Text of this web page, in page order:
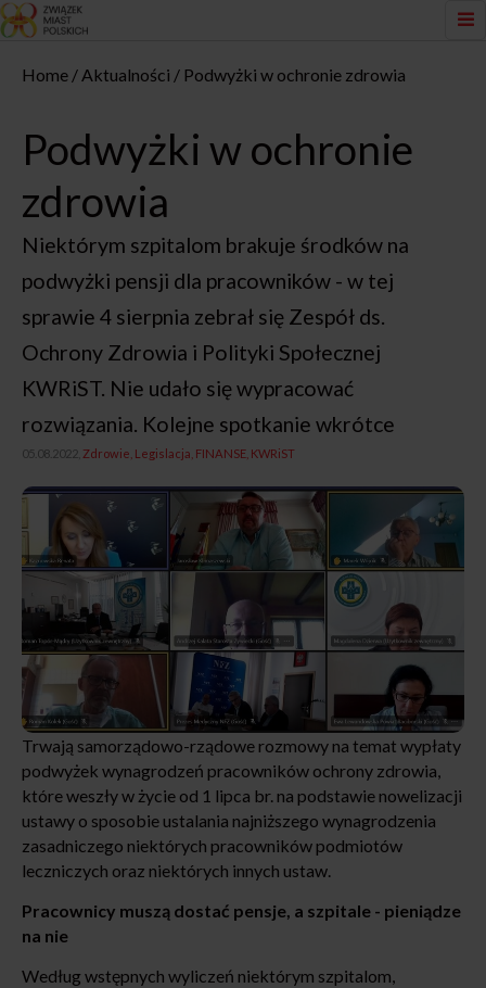
Home Aktualności Podwyżki w ochronie zdrowia
Podwyżki w ochronie
zdrowia
Niektórym szpitalom brakuje środków na
podwyżki pensji dla pracowników - w tej
sprawie 4 sierpnia zebrał się Zespół ds.
Ochrony Zdrowia i Polityki Społecznej
KWRiST. Nie udało się wypracować
rozwiązania. Kolejne spotkanie wkrótce
05.08.2022, Zdrowie Legislacja FINANSE KWRiST
Trwają samorządowo-rządowe rozmowy na temat wypłaty
podwyżek wynagrodzeń pracowników ochrony zdrowia,
które weszły w życie od 1 lipca br. na podstawie nowelizacji
ustawy o sposobie ustalania najniższego wynagrodzenia
zasadniczego niektórych pracowników podmiotów
leczniczych oraz niektórych innych ustaw.
Pracownicy muszą dostać pensje, a szpitale - pieniądze
na nie
Według wstępnych wyliczeń niektórym szpitalom,